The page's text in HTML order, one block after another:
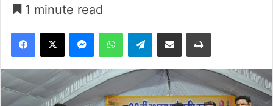
1 minute read
Facebook
X MessengerWhatsAppTelegramShare via Email Print